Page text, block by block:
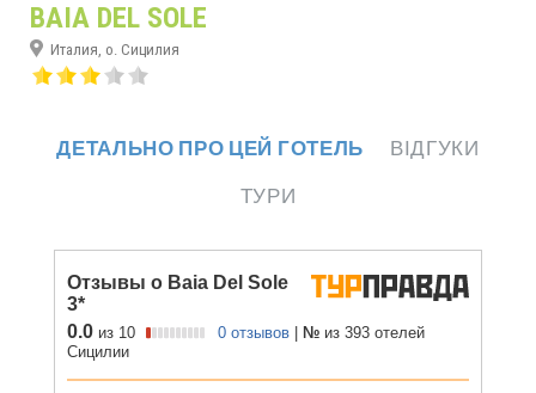
BAIA DEL SOLE
Италия, о. Сицилия
ДЕТАЛЬНО ПРО ЦЕЙ ГОТЕЛЬ
ВІДГУКИ
ТУРИ